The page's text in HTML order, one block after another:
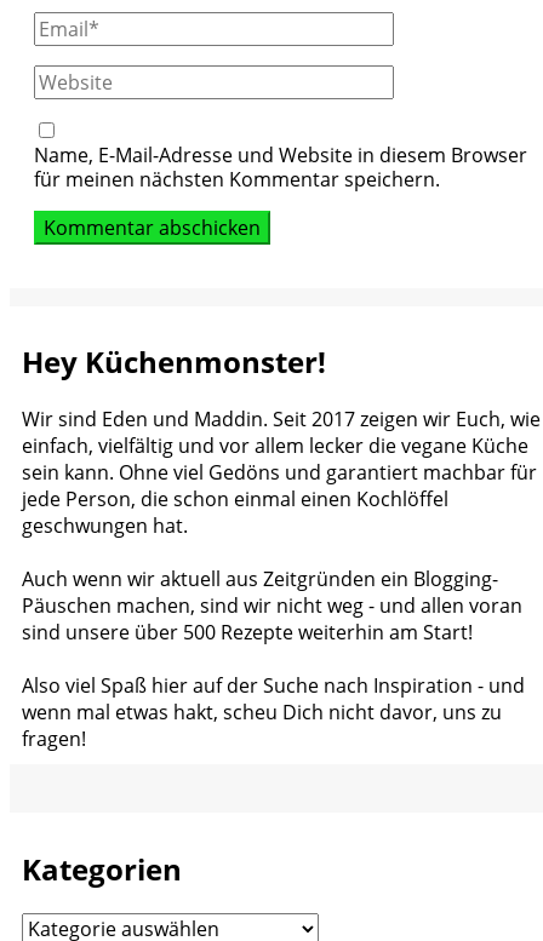
Email
Website
Name, E-Mail-Adresse und Website in diesem Browser
für meinen nächsten Kommentar speichern.
Hey Küchenmonster!
Wir sind Eden und Maddin. Seit 2017 zeigen wir Euch, wie
einfach, vielfältig und vor allem lecker die vegane Küche
sein kann. Ohne viel Gedöns und garantiert machbar für
jede Person, die schon einmal einen Kochlöffel
geschwungen hat.
Auch wenn wir aktuell aus Zeitgründen ein Blogging-
Päuschen machen, sind wir nicht weg - und allen voran
sind unsere über 500 Rezepte weiterhin am Start!
Also viel Spaß hier auf der Suche nach Inspiration - und
wenn mal etwas hakt, scheu Dich nicht davor, uns zu
fragen!
Kategorien
Kategorien